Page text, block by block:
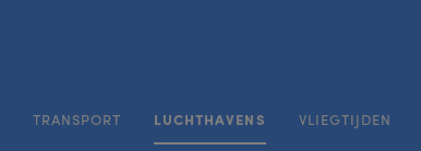
TRANSPORT LUCHTHAVENS VLIEGTIJDEN